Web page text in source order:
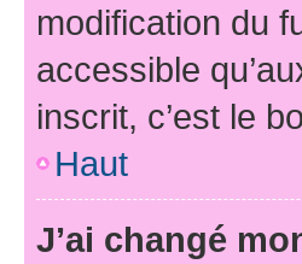
modification du
accessible
inscrit, c’est le
Haut
J’ai changé